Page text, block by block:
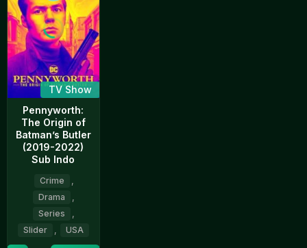
TV Show
Pennyworth:
The Origin of
Batman’s Butler
(2019-2022)
Sub Indo
Crime
Drama
Series
Slider
USA